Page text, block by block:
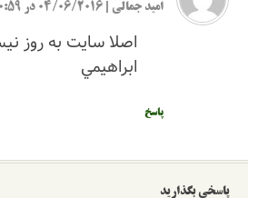
اميد جمالي | 04/06/2016 در 00:59
اصلا سايت به روز نيست آقاي